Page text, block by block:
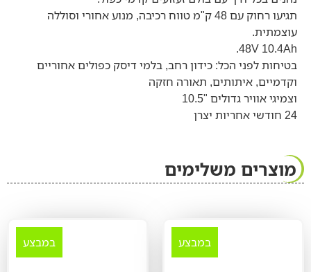
תגיעו רחוק עם 48 ק"מ טווח רכיבה, מנוע אחורי וסוללה
עוצמתית.
48V 10.4Ah.
בטיחות לפני הכל: כידון רחב, בלמי דיסק כפולים אחוריים
וקדמיים, איתותים, תאורה חזקה
וצמיגי אוויר גדולים "10.5
24 חודשי אחריות יצרן
מוצרים משלימים
במבצע במבצע